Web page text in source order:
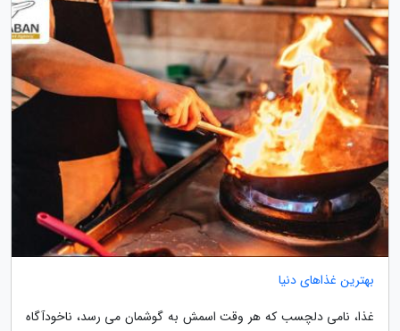
بهترین غذاهای دنیا
غذا، نامی دلچسب که هر وقت اسمش به گوشمان می رسد، ناخودآگاه